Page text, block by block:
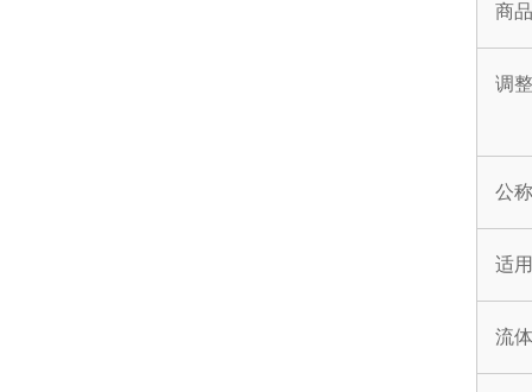
商
调
公
适
流